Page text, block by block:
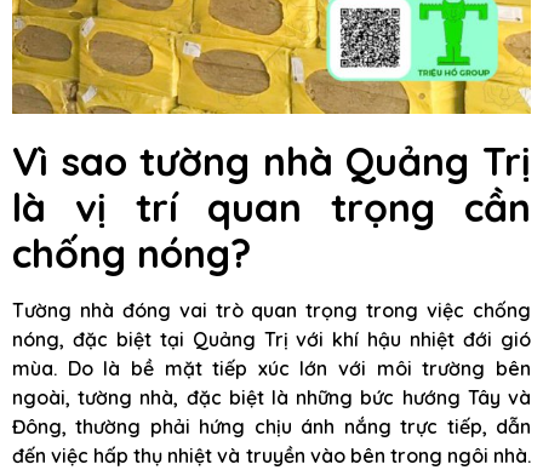
Vì sao tường nhà Quảng Trị
là vị trí quan trọng cần
chống nóng?
Tường nhà đóng vai trò quan trọng trong việc chống
nóng, đặc biệt tại Quảng Trị với khí hậu nhiệt đới gió
mùa. Do là bề mặt tiếp xúc lớn với môi trường bên
ngoài, tường nhà, đặc biệt là những bức hướng Tây và
Đông, thường phải hứng chịu ánh nắng trực tiếp, dẫn
đến việc hấp thụ nhiệt và truyền vào bên trong ngôi nhà.